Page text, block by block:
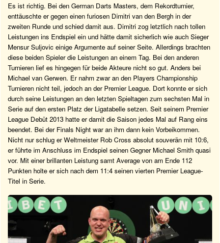
Es ist richtig. Bei den German Darts Masters, dem Rekordturnier,
enttäuschte er gegen einen furiosen Dimitri van den Bergh in der
zweiten Runde und schied damit aus. Dimitri zog letztlich nach tollen
Leistungen ins Endspiel ein und hätte damit sicherlich wie auch Sieger
Mensur Suljovic einige Argumente auf seiner Seite. Allerdings brachten
diese beiden Spieler die Leistungen an einem Tag. Bei den anderen
Turnieren lief es hingegen für beide Akteure nicht so gut. Anders bei
Michael van Gerwen. Er nahm zwar an den Players Championship
Turnieren nicht teil, jedoch an der Premier League. Dort konnte er sich
durch seine Leistungen an den letzten Spieltagen zum sechsten Mal in
Serie auf den ersten Platz der Ligatabelle setzen. Seit seinem Premier
League Debüt 2013 hatte er damit die Saison jedes Mal auf Rang eins
beendet. Bei der Finals Night war an ihm dann kein Vorbeikommen.
Nicht nur schlug er Weltmeister Rob Cross absolut souverän mit 10:6,
er führte im Anschluss im Endspiel seinen Gegner Michael Smith quasi
vor. Mit einer brillanten Leistung samt Average von am Ende 112
Punkten holte er sich nach dem 11:4 seinen vierten Premier League-
Titel in Serie.